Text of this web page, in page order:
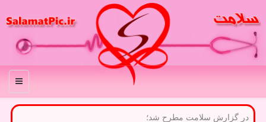
منو
در گزارش سلامت مطرح شد؛